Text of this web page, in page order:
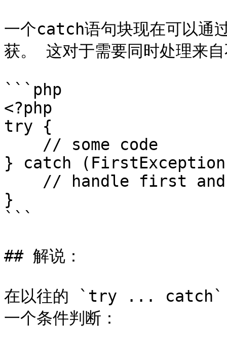
一个catch语句块现在可以通
获。 这对于需要同时处理来
```php
<?php
try {
} catch
}
```
## 解说：
在以往的 `try ... catch`
一个条件判断：